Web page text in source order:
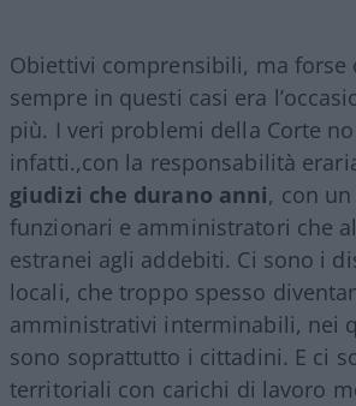
Obiettivi comprensibili, ma forse
sempre in questi casi era
più. I veri problemi della Corte
infatti.,con la responsabilità
giudizi che durano anni, con
funzionari e amministratori che
estranei agli addebiti. Ci sono i
locali, che troppo spesso
amministrativi interminabili, nei
sono soprattutto i cittadini. E ci
territoriali con carichi di lavoro